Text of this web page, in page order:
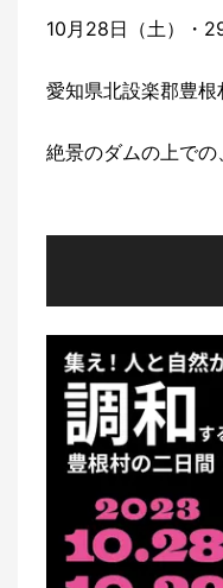
10月28日（土）・
愛知県北設楽郡豊
絶景のダムの上で